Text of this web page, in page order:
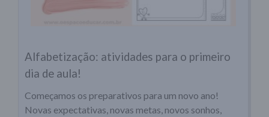
Alfabetização: atividades para o primeiro
dia de aula!
Começamos os preparativos para um novo ano!
Novas expectativas, novas metas, novos sonhos,